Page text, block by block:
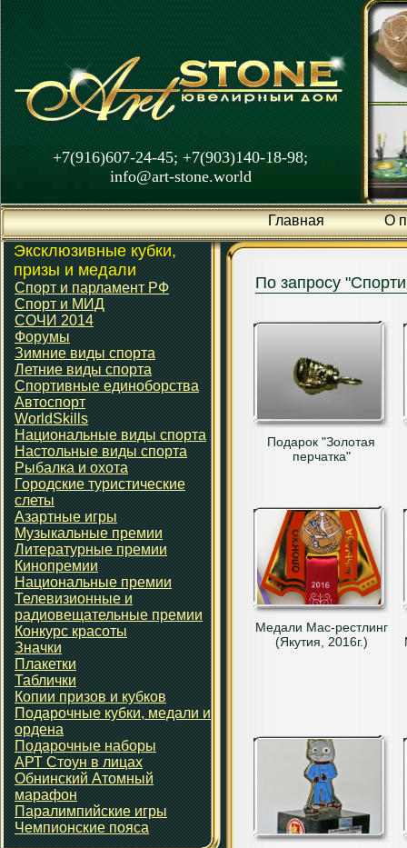
+7(916)607-24-45; +7(903)140-18-98;
info@art-stone.world
Главная О
Эксклюзивные кубки,
призы и медали
Спорт и парламент РФ
Спорт и МИД
СОЧИ 2014
Форумы
Зимние виды спорта
Летние виды спорта
Спортивные единоборства
Автоспорт
WorldSkills
Национальные виды спорта
Настольные виды спорта
Рыбалка и охота
Городские туристические
слеты
Азартные игры
Музыкальные премии
Литературные премии
Кинопремии
Национальные премии
Телевизионные и
радиовещательные премии
Конкурс красоты
Значки
Плакетки
Таблички
Копии призов и кубков
Подарочные кубки, медали и
ордена
Подарочные наборы
АРТ Стоун в лицах
Обнинский Атомный
марафон
Паралимпийские игры
Чемпионские пояса
По запросу
Подарок "Золотая
перчатка"
Медали Мас-рестлинг
(Якутия, 2016г.)